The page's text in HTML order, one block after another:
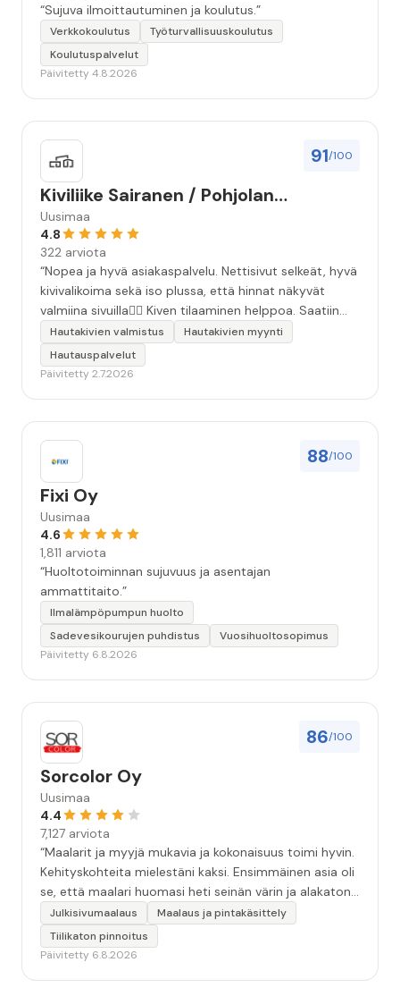
“Sujuva ilmoittautuminen ja koulutus.”
Verkkokoulutus
Työturvallisuuskoulutus
Koulutuspalvelut
Päivitetty 4.8.2026
91/100
Kiviliike Sairanen / Pohjolan
Muistokivi
Uusimaa
4.8
322 arviota
“Nopea ja hyvä asiakaspalvelu. Nettisivut selkeät, hyvä
kivivalikoima sekä iso plussa, että hinnat näkyvät
valmiina sivuilla👍🏻 Kiven tilaaminen helppoa. Saatiin
äidille kaunis, ammattitaidolla tehty kivi❤️ Kiitos!”
Hautakivien valmistus
Hautakivien myynti
Hautauspalvelut
Päivitetty 2.7.2026
88/100
Fixi Oy
Uusimaa
4.6
1,811 arviota
“Huoltotoiminnan sujuvuus ja asentajan
ammattitaito.”
Ilmalämpöpumpun huolto
Sadevesikourujen puhdistus
Vuosihuoltosopimus
Päivitetty 6.8.2026
86/100
Sorcolor Oy
Uusimaa
4.4
7,127 arviota
“Maalarit ja myyjä mukavia ja kokonaisuus toimi hyvin.
Kehityskohteita mielestäni kaksi. Ensimmäinen asia oli
se, että maalari huomasi heti seinän värin ja alakaton
värin erot mitä en huomannut. Hyvä toki että siinä
kohtaa huomattu mutta toki optimaalisessa
tilanteessa myyjä olisi jo kiinnittänyt tähän huomiota.
Julkisivumaalaus
Maalaus ja pintakäsittely
Tiilikaton pinnoitus
Päivitetty 6.8.2026